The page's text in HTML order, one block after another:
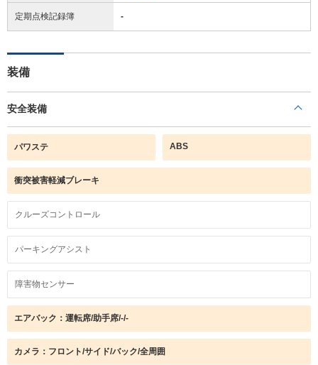
定期点検記録簿 -
装備
安全装備
パワステ ABS
衝突被害軽減ブレーキ
クルーズコントロール
パーキングアシスト
障害物センサー
エアバック：運転席/助手席/-/-
カメラ：フロント/サイド/バック/全周囲